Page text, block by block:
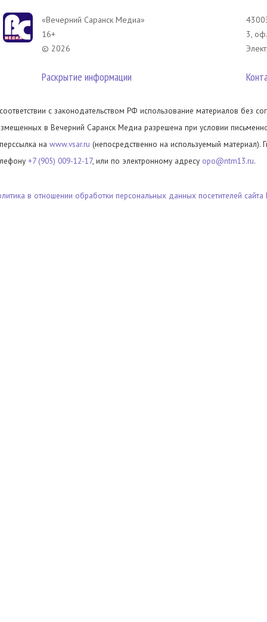
«Вечерний Саранск Mедиа»
16+
© 2026
Раскрытие информации
3,
с законодательством РФ использование материалов без
в Вечерний Саранск Медиа разрешена при условии
на www.vsar.ru (непосредственно на используемый материал).
+7 (905) 009-12-17, или по электронному адресу opo@ntm13.ru.
в отношении обработки персональных данных посетителей